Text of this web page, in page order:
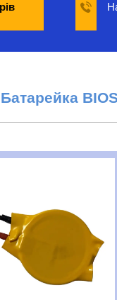
Батарейка